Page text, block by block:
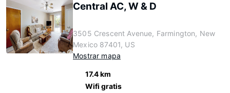
Central AC, W & D
3505 Crescent Avenue, Farmington, New
Mexico 87401, US
Mostrar mapa
17.4 km
Wifi gratis